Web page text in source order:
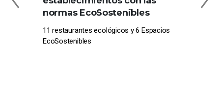
normas EcoSostenibles
11 restaurantes ecológicos y 6 Espacios
EcoSostenibles